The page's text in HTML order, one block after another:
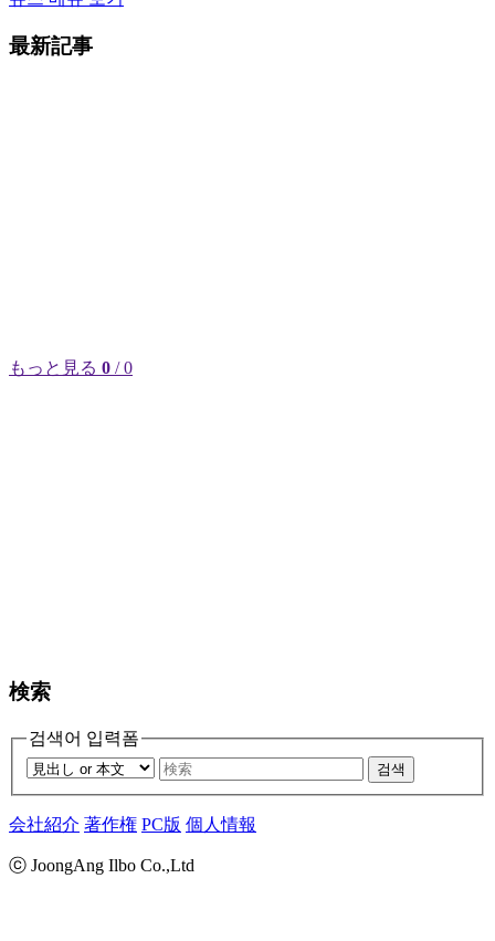
最新記事
もっと見る 0 / 0
検索
검색어 입력폼
검색
会社紹介 著作権 PC版 個人情報
ⓒ JoongAng Ilbo Co.,Ltd